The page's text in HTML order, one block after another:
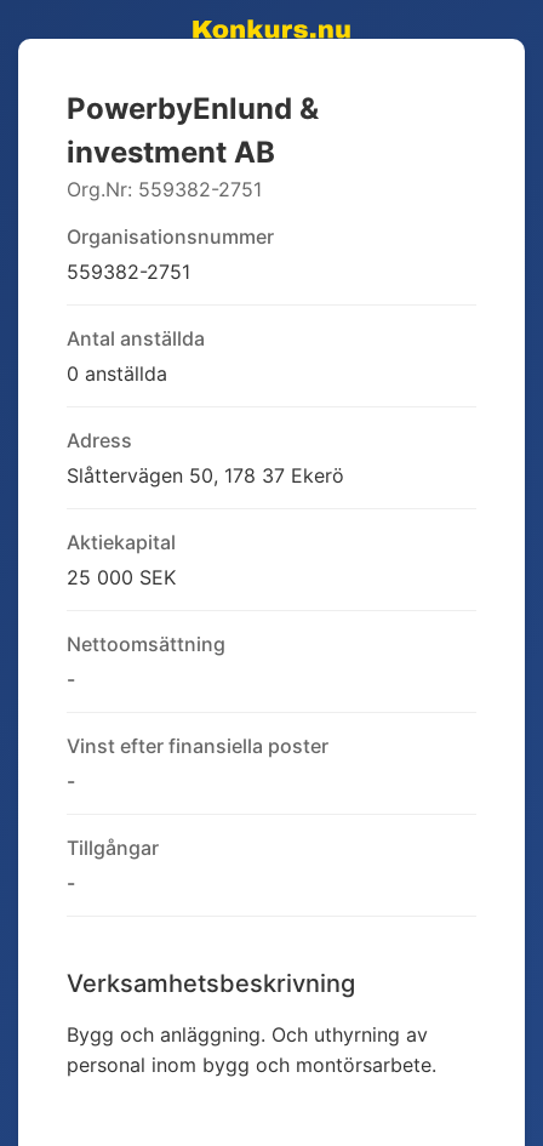
PowerbyEnlund &
investment AB
Org.Nr: 559382-2751
Organisationsnummer
559382-2751
Antal anställda
0 anställda
Adress
Slåttervägen 50, 178 37 Ekerö
Aktiekapital
25 000 SEK
Nettoomsättning
-
Vinst efter finansiella poster
-
Tillgångar
-
Verksamhetsbeskrivning
Bygg och anläggning. Och uthyrning av
personal inom bygg och montörsarbete.